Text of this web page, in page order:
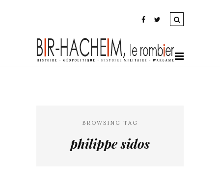
BROWSING TAG
philippe sidos